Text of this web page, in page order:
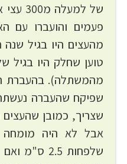
של
פעמים והועברו
מהעצים היו בגיל שנה
טוען שחלק היו בגיל
מהמשתלה). בהעברת
שפיקח שהעברה
שצריך, כמובן
אבל לא היה מומחה
שלפחות